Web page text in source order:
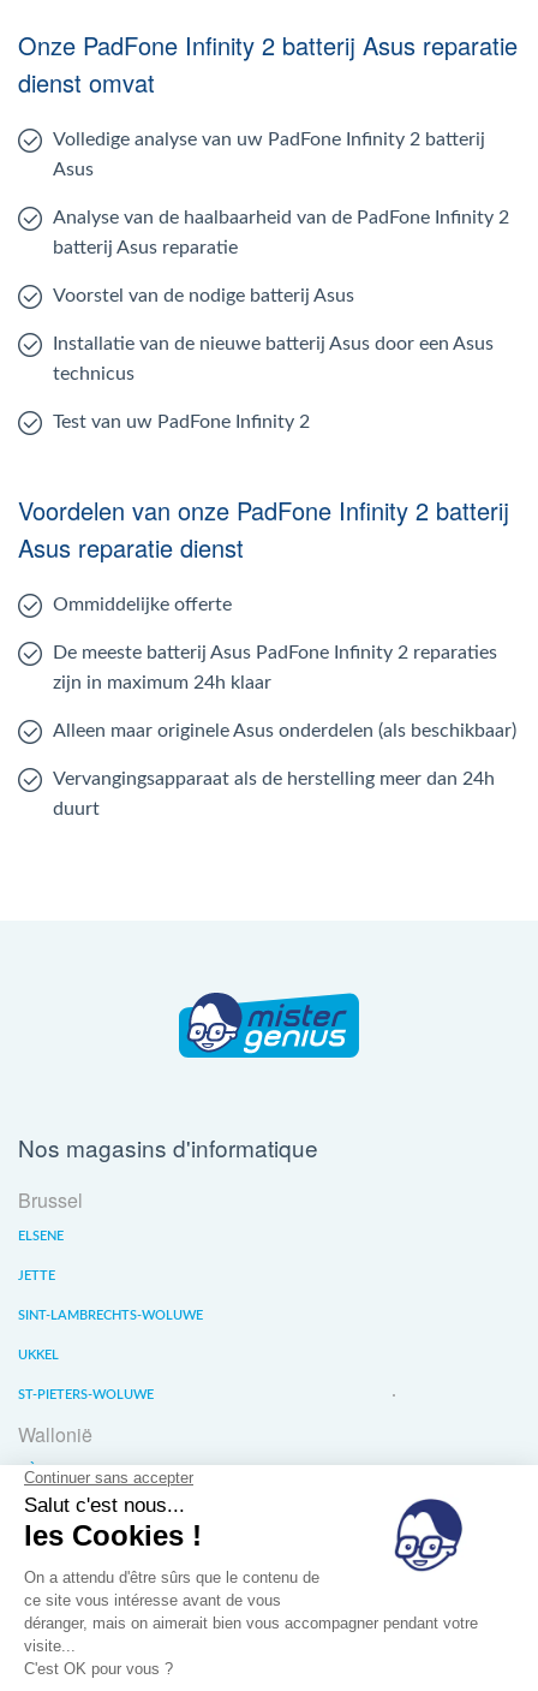
Onze PadFone Infinity 2 batterij Asus reparatie
dienst omvat
Volledige analyse van uw PadFone Infinity 2 batterij
Asus
Analyse van de haalbaarheid van de PadFone Infinity 2
batterij Asus reparatie
Voorstel van de nodige batterij Asus
Installatie van de nieuwe batterij Asus door een Asus
technicus
Test van uw PadFone Infinity 2
Voordelen van onze PadFone Infinity 2 batterij
Asus reparatie dienst
Ommiddelijke offerte
De meeste batterij Asus PadFone Infinity 2 reparaties
zijn in maximum 24h klaar
Alleen maar originele Asus onderdelen (als beschikbaar)
Vervangingsapparaat als de herstelling meer dan 24h
duurt
Nos magasins d'informatique
Brussel
ELSENE
JETTE
SINT-LAMBRECHTS-WOLUWE
UKKEL
ST-PIETERS-WOLUWE
Wallonië
LIÈGE
WATERLOO
WAVER